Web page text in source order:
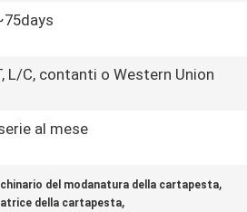
L/C, contanti o Western Union
al mese
del modanatura della cartapesta,
della cartapesta,